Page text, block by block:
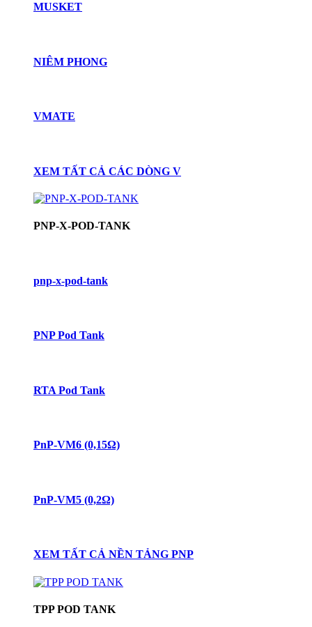
MUSKET
NIÊM PHONG
VMATE
XEM TẤT CẢ CÁC DÒNG V
PNP-X-POD-TANK
pnp-x-pod-tank
PNP Pod Tank
RTA Pod Tank
PnP-VM6 (0,15Ω)
PnP-VM5 (0,2Ω)
XEM TẤT CẢ NỀN TẢNG PNP
TPP POD TANK